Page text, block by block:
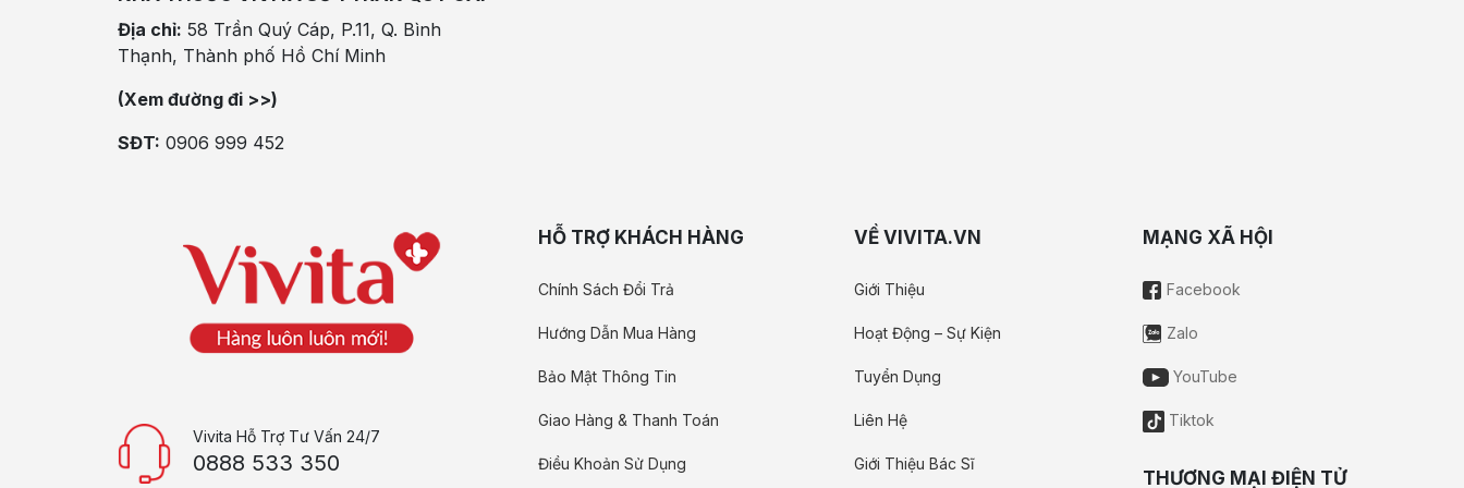
Địa chỉ: 58 Trần Quý Cáp, P.11, Q. Bình
Thạnh, Thành phố Hồ Chí Minh
(Xem đường đi >>)
SĐT: 0906 999 452
Vivita Hỗ Trợ Tư Vấn 24/7
0888 533 350
HỖ TRỢ KHÁCH HÀNG
Chính Sách Đổi Trả
Hướng Dẫn Mua Hàng
Bảo Mật Thông Tin
Giao Hàng & Thanh Toán
Điều Khoản Sử Dụng
VỀ VIVITA.VN
Giới Thiệu
Hoạt Động – Sự Kiện
Tuyển Dụng
Liên Hệ
Giới Thiệu Bác Sĩ
MẠNG XÃ HỘI
Facebook
Zalo
YouTube
Tiktok
THƯƠNG MẠI ĐIỆN TỬ